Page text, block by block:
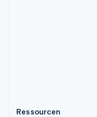
Ressourcen